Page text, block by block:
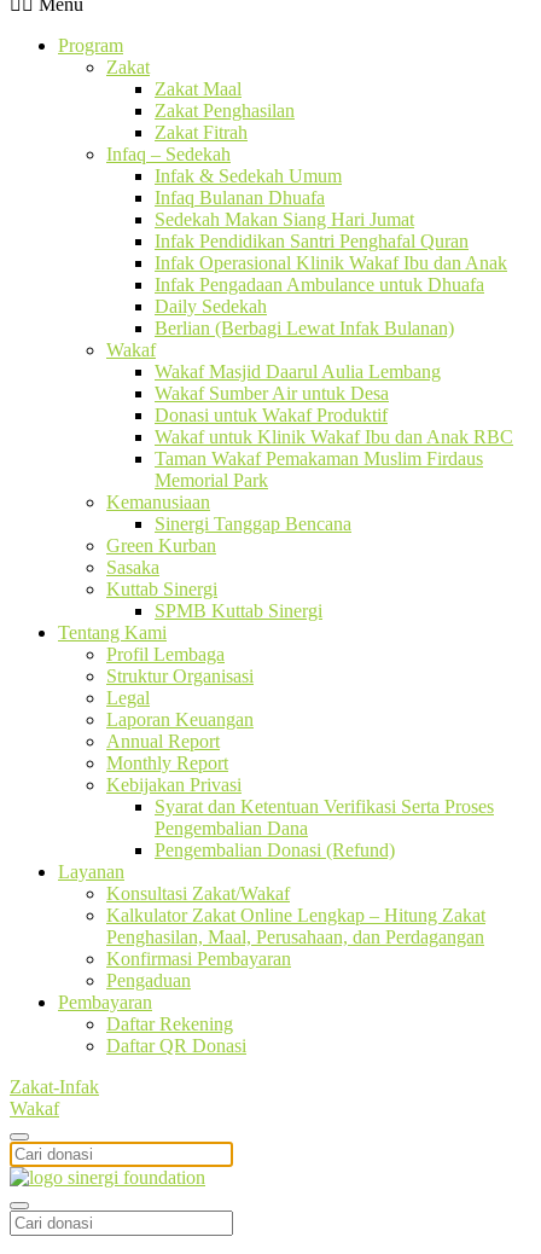
Menu
Program
Zakat
Zakat Maal
Zakat Penghasilan
Zakat Fitrah
Infaq – Sedekah
Infak & Sedekah Umum
Infaq Bulanan Dhuafa
Sedekah Makan Siang Hari Jumat
Infak Pendidikan Santri Penghafal Quran
Infak Operasional Klinik Wakaf Ibu dan Anak
Infak Pengadaan Ambulance untuk Dhuafa
Daily Sedekah
Berlian (Berbagi Lewat Infak Bulanan)
Wakaf
Wakaf Masjid Daarul Aulia Lembang
Wakaf Sumber Air untuk Desa
Donasi untuk Wakaf Produktif
Wakaf untuk Klinik Wakaf Ibu dan Anak RBC
Taman Wakaf Pemakaman Muslim Firdaus
Memorial Park
Kemanusiaan
Sinergi Tanggap Bencana
Green Kurban
Sasaka
Kuttab Sinergi
SPMB Kuttab Sinergi
Tentang Kami
Profil Lembaga
Struktur Organisasi
Legal
Laporan Keuangan
Annual Report
Monthly Report
Kebijakan Privasi
Syarat dan Ketentuan Verifikasi Serta Proses
Pengembalian Dana
Pengembalian Donasi (Refund)
Layanan
Konsultasi Zakat/Wakaf
Kalkulator Zakat Online Lengkap – Hitung Zakat
Penghasilan, Maal, Perusahaan, dan Perdagangan
Konfirmasi Pembayaran
Pengaduan
Pembayaran
Daftar Rekening
Daftar QR Donasi
Zakat-Infak
Wakaf